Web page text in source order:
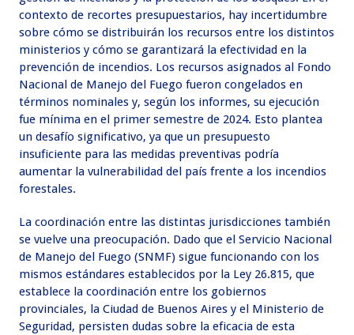
contexto de recortes presupuestarios, hay incertidumbre
sobre cómo se distribuirán los recursos entre los distintos
ministerios y cómo se garantizará la efectividad en la
prevención de incendios. Los recursos asignados al Fondo
Nacional de Manejo del Fuego fueron congelados en
términos nominales y, según los informes, su ejecución
fue mínima en el primer semestre de 2024. Esto plantea
un desafío significativo, ya que un presupuesto
insuficiente para las medidas preventivas podría
aumentar la vulnerabilidad del país frente a los incendios
forestales.
La coordinación entre las distintas jurisdicciones también
se vuelve una preocupación. Dado que el Servicio Nacional
de Manejo del Fuego (SNMF) sigue funcionando con los
mismos estándares establecidos por la Ley 26.815, que
establece la coordinación entre los gobiernos
provinciales, la Ciudad de Buenos Aires y el Ministerio de
Seguridad, persisten dudas sobre la eficacia de esta